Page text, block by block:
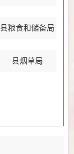
县粮食和储备局
县烟草局